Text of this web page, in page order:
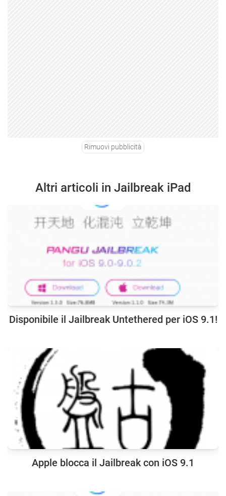
Rimuovi pubblicità
Altri articoli in Jailbreak iPad
Disponibile il Jailbreak Untethered per iOS 9.1!
Apple blocca il Jailbreak con iOS 9.1